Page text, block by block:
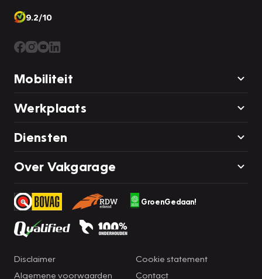
9.2/10
Mobiliteit
Werkplaats
Diensten
Over Vakgarage
GroenGedaan!
Disclaimer
Algemene voorwaarden
Cookie statement
Contact